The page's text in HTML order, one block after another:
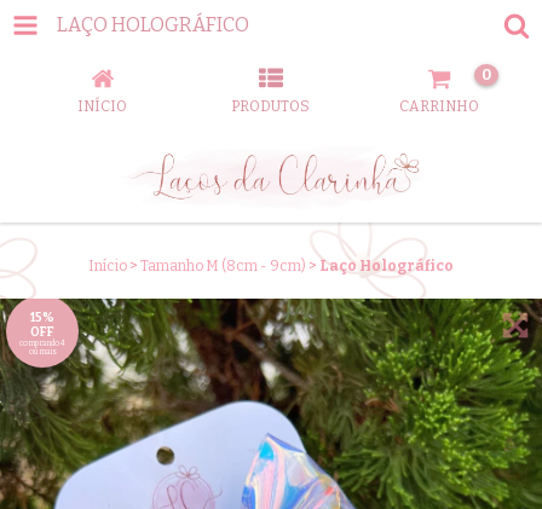
LAÇO HOLOGRÁFICO
INÍCIO PRODUTOS CARRINHO
0
Início > Tamanho M (8cm - 9cm) > Laço Holográfico
15%
OFF
comprando 4
ou mais